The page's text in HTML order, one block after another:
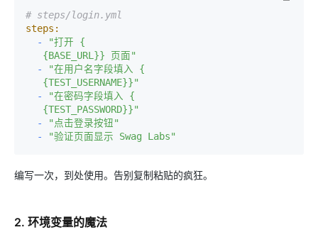
# steps/login.yml
steps:
-
"打开 {
   {BASE_URL}} 页面"
-
"在用户名字段填入 {
   {TEST_USERNAME}}"
-
"在密码字段填入 {
   {TEST_PASSWORD}}"
-
"点击登录按钮"
-
"验证页面显示 Swag Labs"
编写一次，到处使用。告别复制粘贴的疯狂。
2. 环境变量的魔法